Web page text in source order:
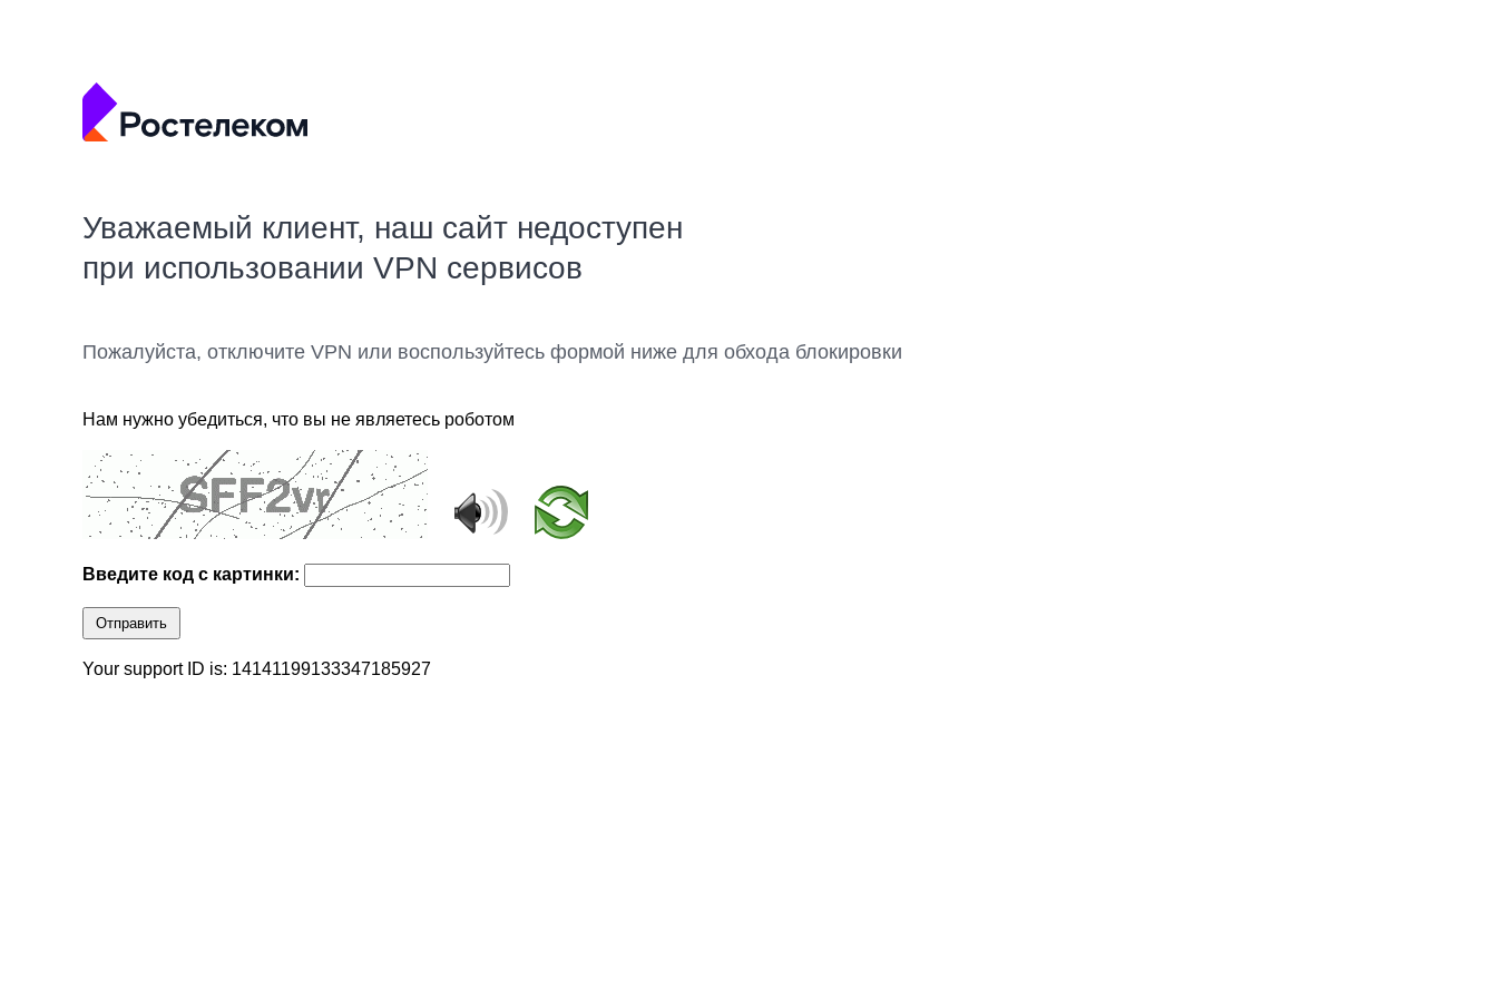
Уважаемый клиент, наш сайт недоступен
при использовании VPN сервисов
Пожалуйста, отключите VPN или воспользуйтесь формой ниже для обхода блокировки
Нам нужно убедиться, что вы не являетесь роботом
Введите код с картинки:
Отправить
Your support ID is: 14141199133347185927